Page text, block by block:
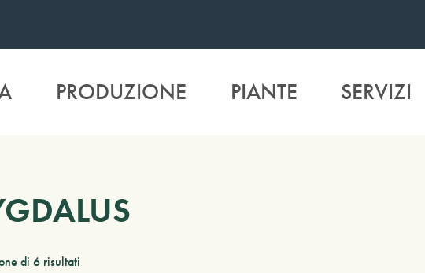
PRODUZIONE PIANTE SERVIZI
di 6 risultati